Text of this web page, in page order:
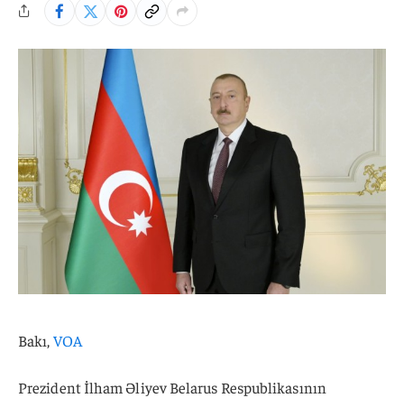
Bakı,VOA
Prezident İlham Əliyev Belarus Respublikasının